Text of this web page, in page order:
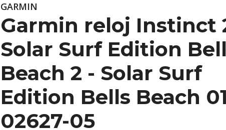
GARMIN
Garmin reloj Instinct
Solar Surf Edition
Beach 2 - Solar Surf
Edition Bells Beach
02627-05